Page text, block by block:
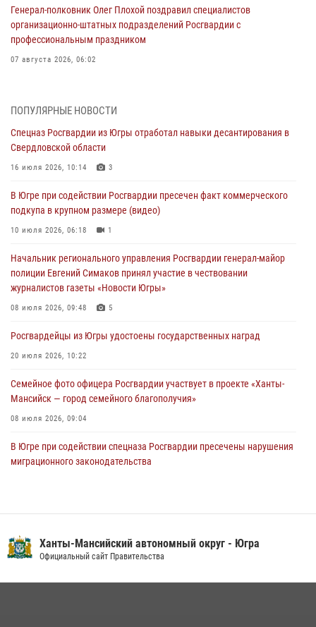
Генерал-полковник Олег Плохой поздравил специалистов
организационно-штатных подразделений Росгвардии с
профессиональным праздником
07 августа 2026, 06:02
Военнослужащие Росгвардии сбили дрон-разведчик ВСУ на южном
направлении
Офицеры Росгвардии и ветераны войск правопорядка почтили
память генерала армии Ивана Кирилловича Яковлева
В Югре при силовой поддержке ОМОН Росгвардии задержаны
подозреваемые в страховом мошенничестве
06 августа 2026, 09:07
Урайский отдел вневедомственной охраны Росгвардии отмечает
60-летний юбилей
ПОПУЛЯРНЫЕ НОВОСТИ
Спецназ Росгвардии из Югры отработал навыки десантирования в
Свердловской области
16 июля 2026, 10:14 3
В Югре при содействии Росгвардии пресечен факт коммерческого
подкупа в крупном размере (видео)
10 июля 2026, 06:18 1
Начальник регионального управления Росгвардии генерал-майор
полиции Евгений Симаков принял участие в чествовании
журналистов газеты «Новости Югры»
08 июля 2026, 09:48 5
Росгвардейцы из Югры удостоены государственных наград
20 июля 2026, 10:22
Семейное фото офицера Росгвардии участвует в проекте «Ханты-
Мансийск — город семейного благополучия»
08 июля 2026, 09:04
В Югре при содействии спецназа Росгвардии пресечены нарушения
миграционного законодательства
16 июля 2026, 04:54 4
Ханты-Мансийский автономный округ - Югра
Официальный сайт Правительства